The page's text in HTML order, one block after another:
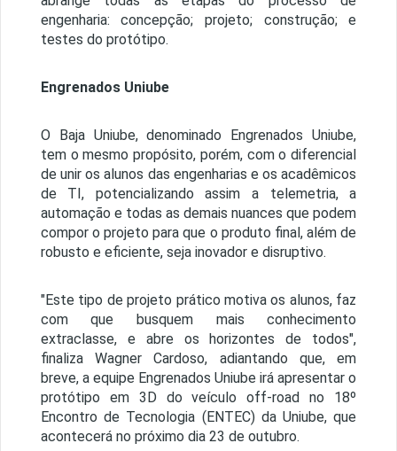
engenharia: concepção; projeto; construção; e
testes do protótipo.
Engrenados Uniube
O Baja Uniube, denominado Engrenados Uniube,
tem o mesmo propósito, porém, com o diferencial
de unir os alunos das engenharias e os acadêmicos
de TI, potencializando assim a telemetria, a
automação e todas as demais nuances que podem
compor o projeto para que o produto final, além de
robusto e eficiente, seja inovador e disruptivo.
"Este tipo de projeto prático motiva os alunos, faz
com que busquem mais conhecimento
extraclasse, e abre os horizontes de todos",
finaliza Wagner Cardoso, adiantando que, em
breve, a equipe Engrenados Uniube irá apresentar o
protótipo em 3D do veículo off-road no 18º
Encontro de Tecnologia (ENTEC) da Uniube, que
acontecerá no próximo dia 23 de outubro.